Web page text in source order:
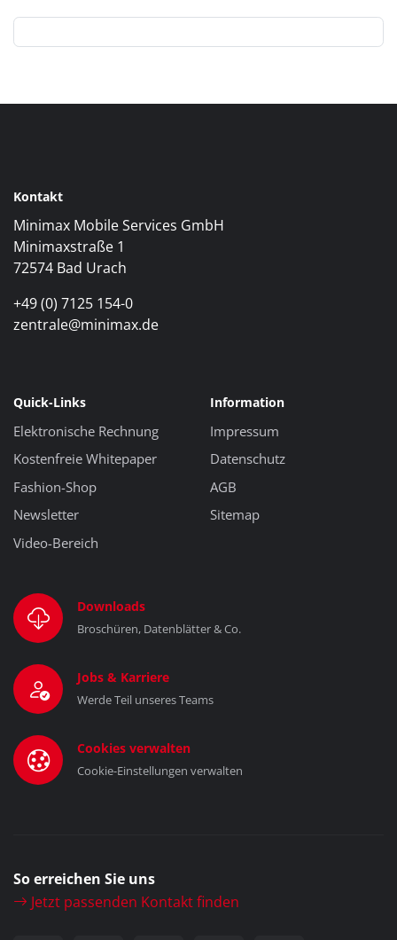
Kontakt
Minimax Mobile Services GmbH
Minimaxstraße 1
72574 Bad Urach
+49 (0) 7125 154-0
zentrale@minimax.de
Quick-Links
Elektronische Rechnung
Kostenfreie Whitepaper
Fashion-Shop
Newsletter
Video-Bereich
Information
Impressum
Datenschutz
AGB
Sitemap
Downloads
Broschüren, Datenblätter & Co.
Jobs & Karriere
Werde Teil unseres Teams
Cookies verwalten
Cookie-Einstellungen verwalten
So erreichen Sie uns
Jetzt passenden Kontakt finden